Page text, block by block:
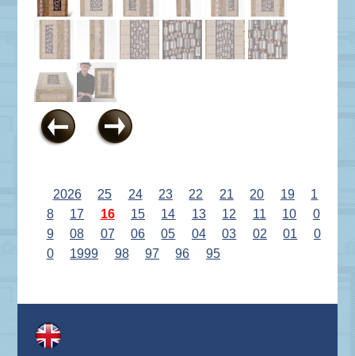
2026 25 24 23 22 21 20 19
1
8
17 16 15 14 13 12 11 10
0
9
08 07 06 05 04 03 02 01
0
0
1999 98 97 96 95